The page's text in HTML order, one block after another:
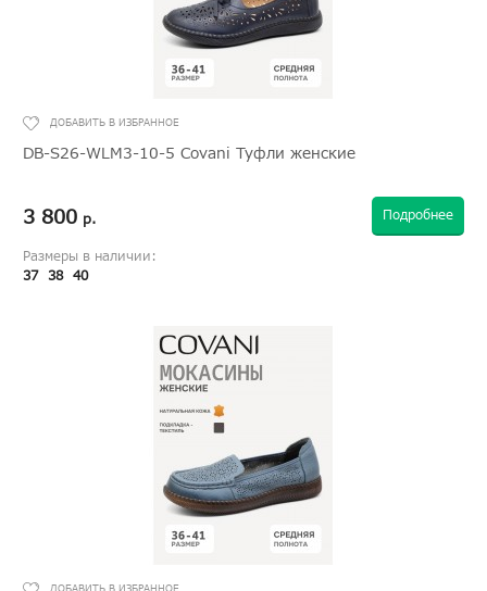
DB-S26-WLM3-10-5 Covani Туфли женские
3 800 р. Подробнее
Размеры в наличии:
37 38 40